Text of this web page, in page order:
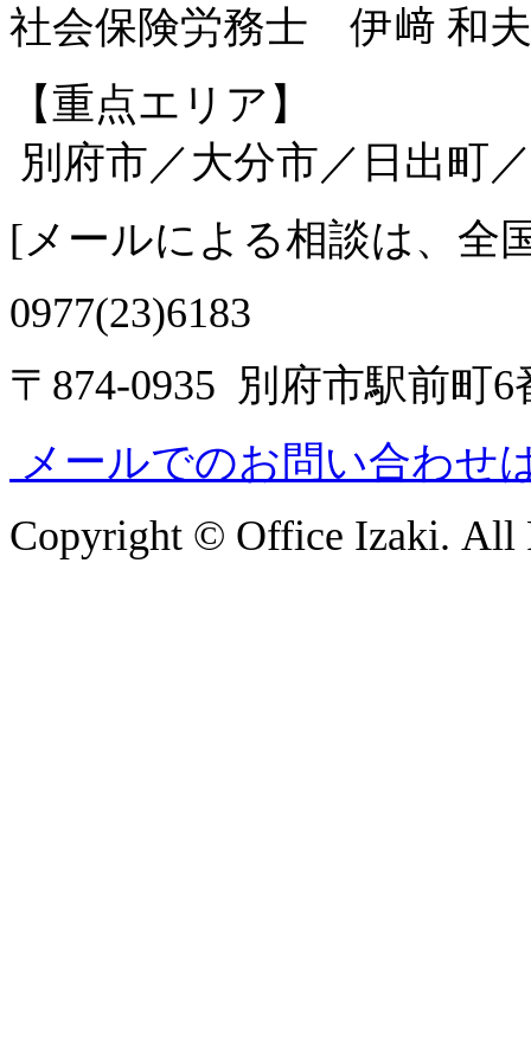
社会保険労務士 伊﨑 和夫
【重点エリア】
別府市／大分市／日出町
[メールによる相談は、全
0977(23)6183
〒874-0935 別府市駅前町
メールでのお問い合わせ
Copyright © Office Izaki. All